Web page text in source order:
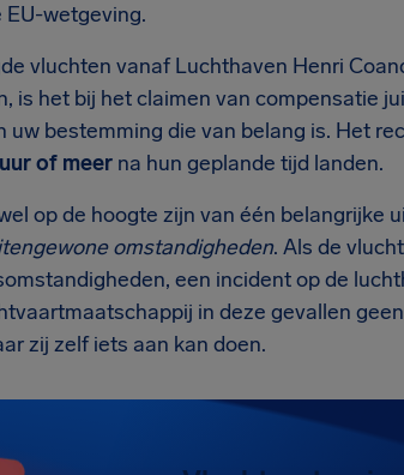
EU-wetgeving.
vluchten vanaf Luchthaven Henri
is het bij het claimen van compensatie
uw bestemming die van belang is. Het
of meer na hun geplande tijd landen.
op de hoogte zijn van één belangrijke
omstandigheden. Als de
een incident op de
in deze gevallen
zij zelf iets aan kan doen.